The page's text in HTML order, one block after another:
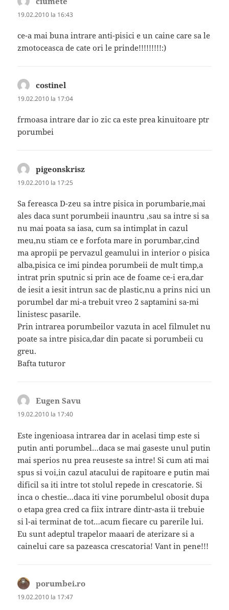
19.02.2010 la 16:43
ce-a mai buna intrare anti-pisici e un caine care sa le
zmotoceasca de cate ori le prinde!!!!!!!!!:)
costinel
19.02.2010 la 17:04
frmoasa intrare dar io zic ca este prea kinuitoare ptr
porumbei
pigeonskrisz
19.02.2010 la 17:25
Sa fereasca D-zeu sa intre pisica in porumbarie,mai
ales daca sunt porumbeii inauntru ,sau sa intre si sa
nu mai poata sa iasa, cum sa intimplat in cazul
meu,nu stiam ce e forfota mare in porumbar,cind
ma apropii pe pervazul geamului in interior o pisica
alba,pisica ce imi pindea porumbeii de mult timp,a
intrat prin sputnic si prin ace de foame ce-i era,dar
de iesit a iesit intrun sac de plastic,nu a prins nici un
porumbel dar mi-a trebuit vreo 2 saptamini sa-mi
linistesc pasarile.
Prin intrarea porumbeilor vazuta in acel filmulet nu
poate sa intre pisica,dar din pacate si porumbeii cu
greu.
Bafta tuturor
Eugen Savu
19.02.2010 la 17:40
Este ingenioasa intrarea dar in acelasi timp este si
putin anti porumbel…daca se mai gaseste unul putin
mai sperios nu prea reuseste sa intre! Si cum ati mai
spus si voi,in cazul atacului de rapitoare e putin mai
dificil sa iti intre tot stolul repede in crescatorie. Si
inca o chestie…daca iti vine porumbelul obosit dupa
o etapa grea cred ca fiix intrare dintr-asta ii trebuie
si l-ai terminat de tot…acum fiecare cu parerile lui.
Eu sunt adeptul trapelor maaari de aterizare si a
cainelui care sa pazeasca crescatoria! Vant in pene!!!
porumbei.ro
19.02.2010 la 17:47